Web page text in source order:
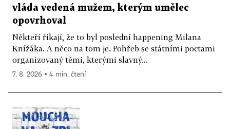
vláda vedená mužem, kterým umělec
opovrhoval
Někteří říkají, že to byl poslední happening Milana
Knížáka. A něco na tom je. Pohřeb se státními poctami
organizovaný těmi, kterými slavný...
7. 8. 2026 ▪ 4 min. čtení